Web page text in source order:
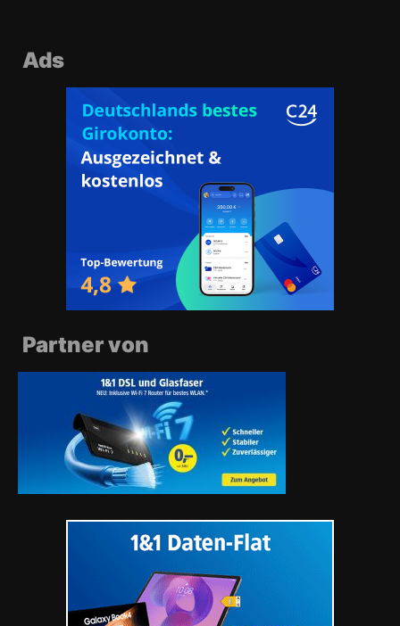
Ads
Partner von